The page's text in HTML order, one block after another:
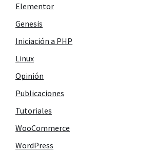
Elementor
Genesis
Iniciación a PHP
Linux
Opinión
Publicaciones
Tutoriales
WooCommerce
WordPress